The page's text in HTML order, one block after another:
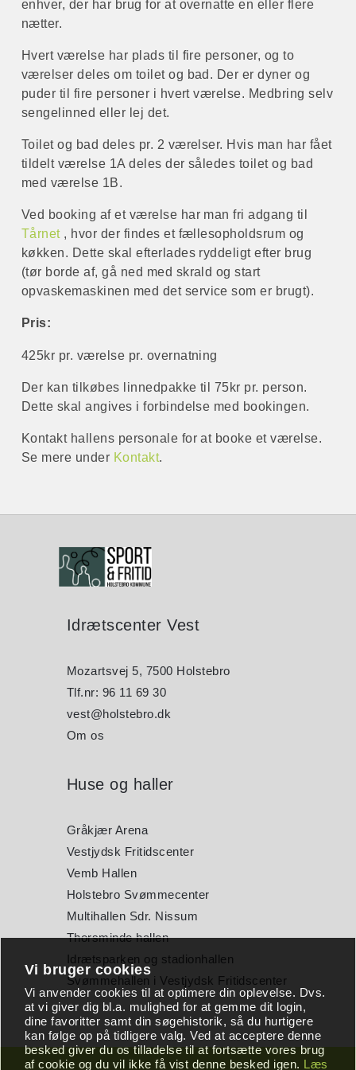
enhver, der har brug for at overnatte en eller flere
nætter.
Hvert værelse har plads til fire personer, og to
værelser deles om toilet og bad. Der er dyner og
puder til fire personer i hvert værelse. Medbring selv
sengelinned eller lej det.
Toilet og bad deles pr. 2 værelser. Hvis man har fået
tildelt værelse 1A deles der således toilet og bad
med værelse 1B.
Ved booking af et værelse har man fri adgang til
Tårnet , hvor der findes et fællesopholdsrum og
køkken. Dette skal efterlades ryddeligt efter brug
(tør borde af, gå ned med skrald og start
opvaskemaskinen med det service som er brugt).
Pris:
425kr pr. værelse pr. overnatning
Der kan tilkøbes linnedpakke til 75kr pr. person.
Dette skal angives i forbindelse med bookingen.
Kontakt hallens personale for at booke et værelse.
Se mere under Kontakt.
Idrætscenter Vest
Mozartsvej 5, 7500 Holstebro
Tlf.nr: 96 11 69 30
vest@holstebro.dk
Om os
Huse og haller
Gråkjær Arena
Vestjydsk Fritidscenter
Vemb Hallen
Holstebro Svømmecenter
Multihallen Sdr. Nissum
Thorsminde hallen
Idrætsparken og stadionhallen
Svømmehallen i Vestjydsk Fritidscenter
Bevægelsessal 1
Kunstgræs og baner
Vi bruger cookies
Vi anvender cookies til at optimere din oplevelse. Dvs.
at vi giver dig bl.a. mulighed for at gemme dit login,
dine favoritter samt din søgehistorik, så du hurtigere
kan følge op på tidligere valg. Ved at acceptere denne
besked giver du os tilladelse til at fortsætte vores brug
af cookie og du vil ikke få vist denne besked igen. Læs